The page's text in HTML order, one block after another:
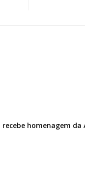
homenagem da